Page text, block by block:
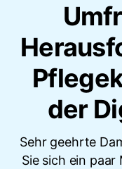
der
Sehr geehrte
Sie sich ein